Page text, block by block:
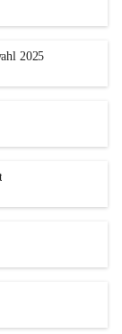
2025